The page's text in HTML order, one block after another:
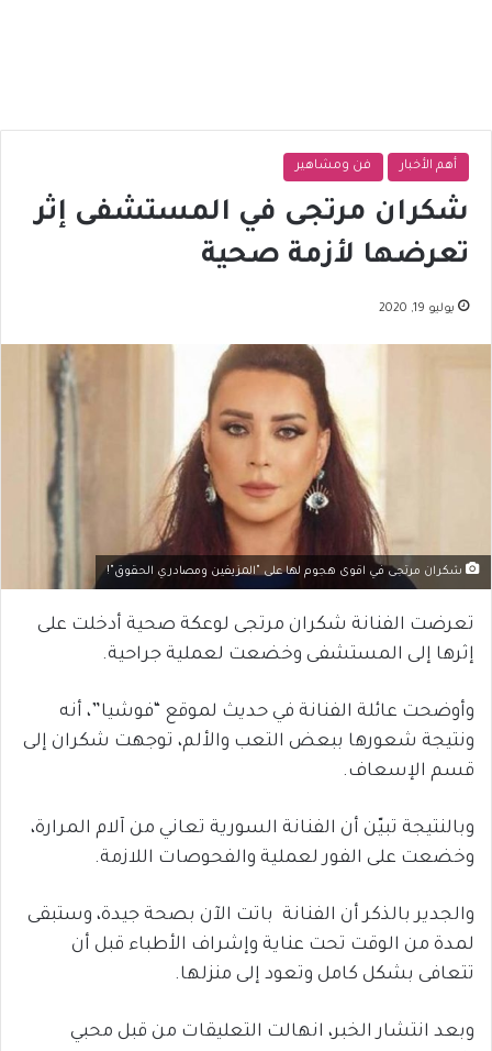
أهم الأخبار فن ومشاهير
شكران مرتجى في المستشفى إثر
تعرضها لأزمة صحية
يوليو 19, 2020
شكران مرتجى في اقوى هجوم لها على "المزيفين ومصادري الحقوق"!
تعرضت الفنانة شكران مرتجى لوعكة صحية أدخلت على
إثرها إلى المستشفى وخضعت لعملية جراحية.
وأوضحت عائلة الفنانة في حديث لموقع “فوشيا”، أنه
ونتيجة شعورها ببعض التعب والألم، توجهت شكران إلى
قسم الإسعاف.
وبالنتيجة تبيّن أن الفنانة السورية تعاني من آلام المرارة،
وخضعت على الفور لعملية والفحوصات اللازمة.
والجدير بالذكر أن الفنانة باتت الآن بصحة جيدة، وستبقى
لمدة من الوقت تحت عناية وإشراف الأطباء قبل أن
تتعافى بشكل كامل وتعود إلى منزلها.
وبعد انتشار الخبر، انهالت التعليقات من قبل محبي